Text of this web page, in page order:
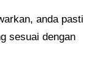
anda pasti
sesuai dengan